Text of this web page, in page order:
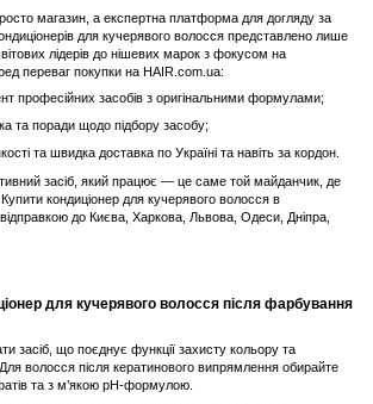
магазин, а експертна платформа для догляду за
для кучерявого волосся представлено лише
лідерів до нішевих марок з фокусом на
переваг покупки на HAIR.com.ua:
професійних засобів з оригінальними формулами;
та поради щодо підбору засобу;
та швидка доставка по Україні та навіть за кордон.
засіб, який працює — це саме той майданчик, де
кондиціонер для кучерявого волосся в
до Києва, Харкова, Львова, Одеси, Дніпра,
для кучерявого волосся після фарбування
засіб, що поєднує функції захисту кольору та
волосся після кератинового випрямлення обирайте
та з м’якою pH-формулою.